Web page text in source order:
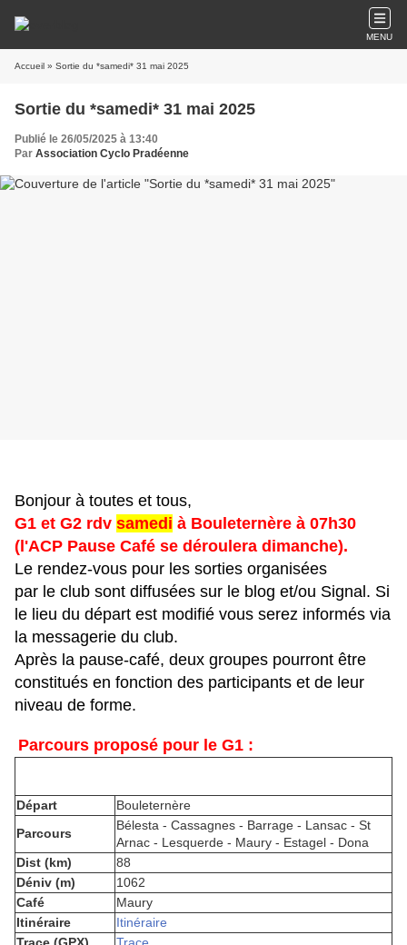
MENU
Accueil » Sortie du *samedi* 31 mai 2025
Sortie du *samedi* 31 mai 2025
Publié le 26/05/2025 à 13:40
Par Association Cyclo Pradéenne
Bonjour à toutes et tous,
G1 et G2 rdv samedi à Bouleternère à 07h30
(l'ACP Pause Café se déroulera dimanche).
Le rendez-vous pour les sorties organisées
par le club sont diffusées sur le blog et/ou Signal. Si
le lieu du départ est modifié vous serez informés via
la messagerie du club.
Après la pause-café, deux groupes pourront être
constitués en fonction des participants et de leur
niveau de forme.
Parcours proposé pour le G1 :
Départ
Bouleternère
Parcours
Bélesta - Cassagnes - Barrage - Lansac - St
Arnac - Lesquerde - Maury - Estagel - Dona
Dist (km)
88
Déniv (m)
1062
Café
Maury
Itinéraire
Itinéraire